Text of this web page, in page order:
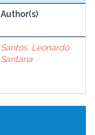
Author(s)
Santos, Leonardo
Santana